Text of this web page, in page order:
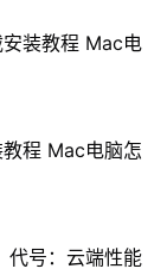
装教程 Mac电
程 Mac电脑怎
代号：云端性能